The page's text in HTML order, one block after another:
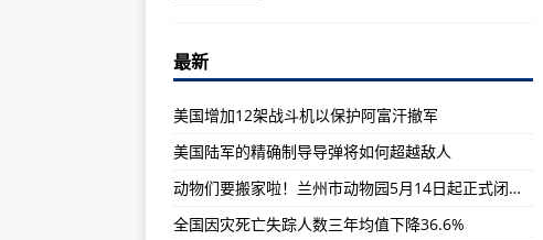
新规出台！检验检测机构及其人员应对出具
公安部：“五一”期间未发生重大公共安全案件
FAST首次探测到脉冲星三维速度和自转轴共
应急管理部：四大举措筑牢防灾减灾救灾的
全国游泳冠军赛：汪顺摘200混第十冠 徐嘉
最新
美国增加12架战斗机以保护阿富汗撤军
美国陆军的精确制导导弹将如何超越敌人
动物们要搬家啦！兰州市动物园5月14日起正式闭园 野生动物园10月前开放
全国因灾死亡失踪人数三年均值下降36.6%